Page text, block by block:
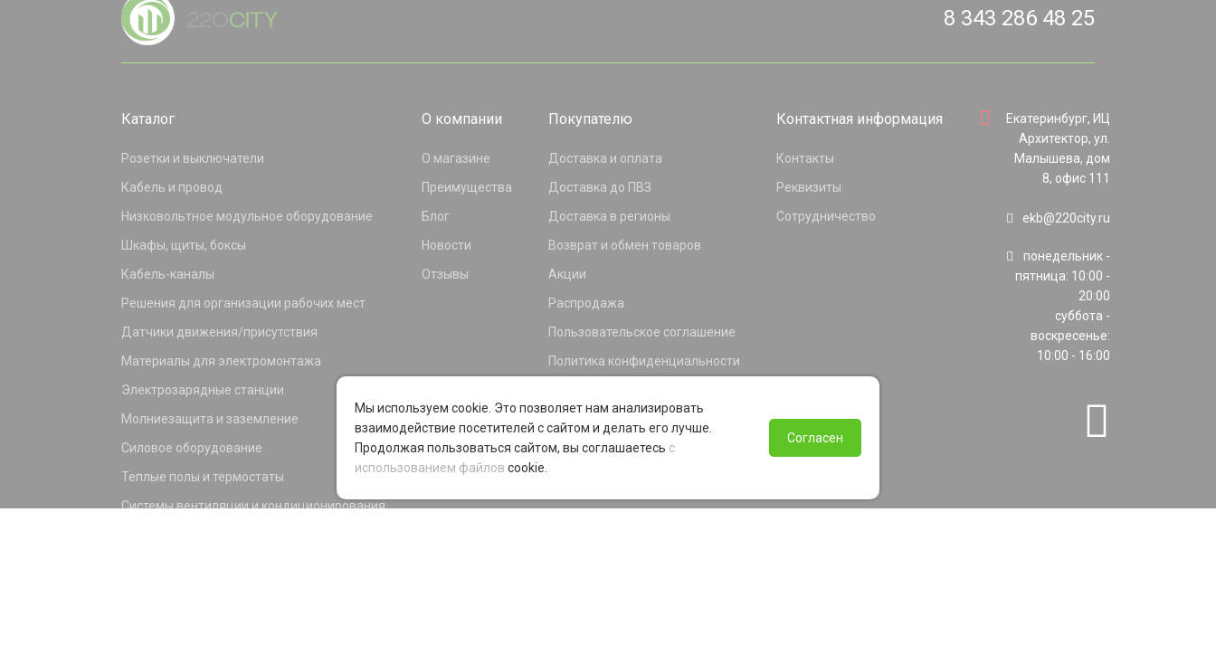
8 343 286 48 25
Каталог
Розетки и выключатели
Кабель и провод
Низковольтное модульное оборудование
Шкафы, щиты, боксы
Кабель-каналы
Решения для организации рабочих мест
Датчики движения/присутствия
Материалы для электромонтажа
Электрозарядные станции
Молниезащита и заземление
Силовое оборудование
Теплые полы и термостаты
Системы вентиляции и кондиционирования
О компании
О магазине
Преимущества
Блог
Новости
Отзывы
Покупателю
Доставка и оплата
Доставка до ПВЗ
Доставка в регионы
Возврат и обмен товаров
Акции
Распродажа
Пользовательское соглашение
Политика конфиденциальности
Программа лояльности
Контактная информация
Контакты
Реквизиты
Сотрудничество
Екатеринбург, ИЦ
Архитектор, ул.
Малышева, дом
8, офис 111
ekb@220city.ru
понедельник -
пятница: 10:00 -
20:00
суббота -
воскресенье:
10:00 - 16:00
Мы используем cookie. Это позволяет нам анализировать
взаимодействие посетителей с сайтом и делать его лучше.
Продолжая пользоваться сайтом, вы соглашаетесь с
использованием файлов cookie.
Согласен